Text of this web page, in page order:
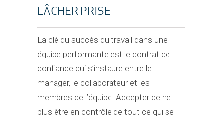
LÂCHER PRISE
La clé du succès du travail dans une
équipe performante est le contrat de
confiance qui s’instaure entre le
manager, le collaborateur et les
membres de l’équipe. Accepter de ne
plus être en contrôle de tout ce qui se